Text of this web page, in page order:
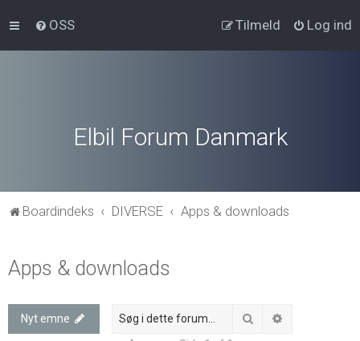
OSS Log ind
Tilmeld
Elbil Forum Danmark
Boardindeks DIVERSE Apps & downloads
Apps & downloads
Nyt emne Søg